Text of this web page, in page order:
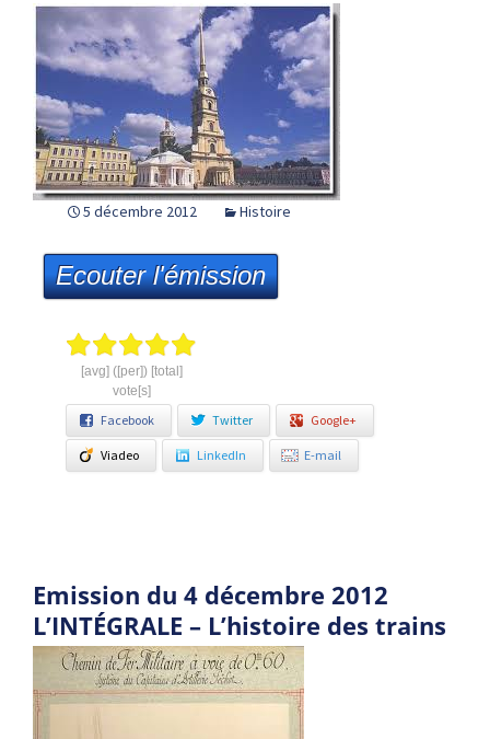
5 décembre 2012 Histoire
Ecouter l'émission
[avg] ([per]) [total]
vote[s]
Facebook Twitter Google+
Viadeo LinkedIn E-mail
Emission du 4 décembre 2012
L’INTÉGRALE – L’histoire des trains